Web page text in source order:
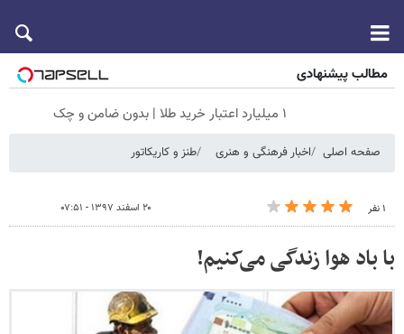
مطالب پیشنهادی
۱ میلیارد اعتبار خرید طلا | بدون ضامن و چک
صفحه اصلی اخبار فرهنگی و هنری طنز و کاریکاتور
۱ نفر ۲۰ اسفند ۱۳۹۷ - ۰۷:۵۱
با باد هوا زندگی می‌کنیم!